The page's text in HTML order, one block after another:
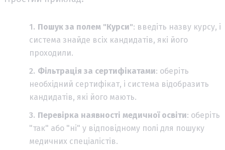
Пошук за полем "Курси": введіть назву курсу, і
система знайде всіх кандидатів, які його
проходили.
Фільтрація за сертифікатами: оберіть
необхідний сертифікат, і система відобразить
кандидатів, які його мають.
Перевірка наявності медичної освіти: оберіть
"так" або "ні" у відповідному полі для пошуку
медичних спеціалістів.